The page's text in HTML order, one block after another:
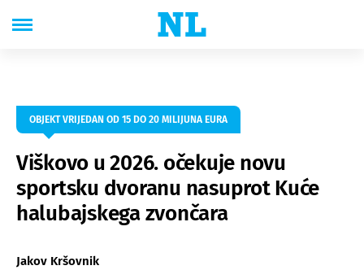
OBJEKT VRIJEDAN OD 15 DO 20 MILIJUNA EURA
Viškovo u 2026. očekuje novu
sportsku dvoranu nasuprot Kuće
halubajskega zvončara
Jakov Kršovnik